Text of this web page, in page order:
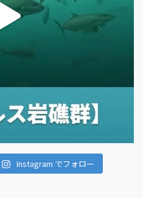
Instagram でフォロー